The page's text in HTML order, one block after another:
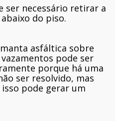
ser necessário retirar a
do piso.
asfáltica sobre
pode ser
porque há uma
ser resolvido, mas
pode gerar um